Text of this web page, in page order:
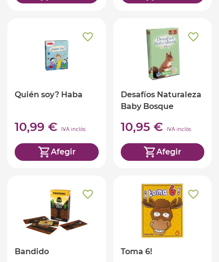
Quién soy? Haba
10,99 € IVA inclòs
Afegir
Desafíos Naturaleza
Baby Bosque
10,95 € IVA inclòs
Afegir
Bandido Toma 6!